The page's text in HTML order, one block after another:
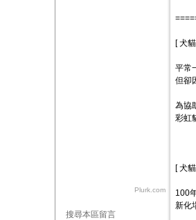
Plurk.com
搜尋本區留言
[ 犬
平常
但卻
為協
彩虹
[ 犬
100
新化